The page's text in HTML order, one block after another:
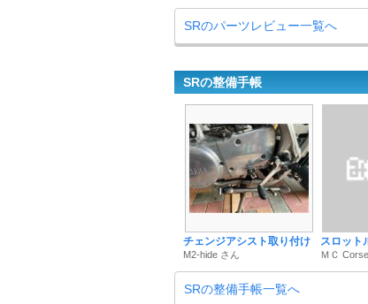
SRのパーツレビュー一覧へ
SRの整備手帳
チェンジアシスト取り付け
M2-hide さん
スロッ
ＭＣ
SRの整備手帳一覧へ